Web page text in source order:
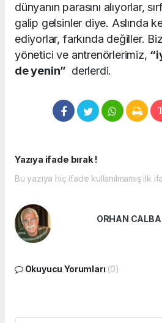
dünyanın parasını alıyorlar,
galip gelsinler diye. Aslında
ediyorlar, farkında değiller.
yönetici ve antrenörlerimiz,
de yenin” derlerdi.
Yazıya ifade bırak !
Bu yazıya hiç ifade kullanılmamış ilk
ORHAN
Okuyucu Yorumları (0)